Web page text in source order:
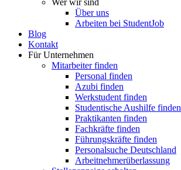
Wer wir sind
Über uns
Arbeiten bei StudentJob
Blog
Kontakt
Für Unternehmen
Mitarbeiter finden
Personal finden
Azubi finden
Werkstudent finden
Studentische Aushilfe finden
Praktikanten finden
Fachkräfte finden
Führungskräfte finden
Personalsuche Deutschland
Arbeitnehmerüberlassung